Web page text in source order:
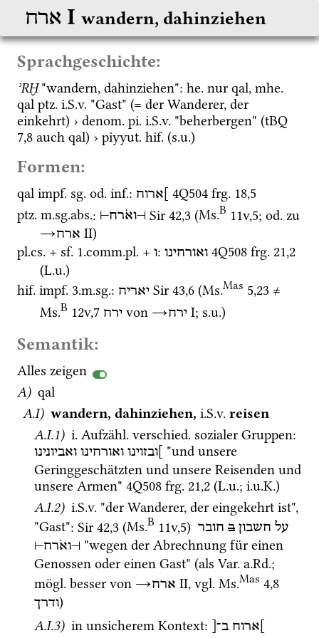
ארח ‎ I wandern, dahinziehen
Sprachgeschichte:
ʾRḪ "wandern, dahinziehen": he. nur qal, mhe.
qal ptz. i.S.v. "Gast" (= der Wanderer, der
einkehrt) › denom. pi. i.S.v. "beherbergen" (tBQ
7,8 auch qal) › piyyut. hif. (s.u.)
Formen:
qal impf. sg. od. inf.: ]ארוח 4Q504 frg. 18,5
ptz. m.sg.abs.: ⊢ואֹרח⊣ Sir 42,3 (Ms.B 11v,5; od.
→ארח ‎ II)
pl.cs. + sf. 1.comm.pl. + ו: ואורחינו 4Q508 frg. 21,2
(L.u.)
hif. impf. 3.m.sg.: יאריח Sir 43,6 (Ms.Mas 5,23 ≠
Ms.B 12v,7 ירח von →ירח ‎ I; s.u.)
Semantik:
Alles zeigen
A) qal
A.I) wandern, dahinziehen, i.S.v. reisen
A.I.1) i. Aufzähl. verschied. sozialer Gruppen
]ובזוינו ואורחינו ואביונינו
"und unsere
Geringgeschätzten und unsere Reisenden und
unsere Armen" 4Q508 frg. 21,2 (L.u.; i.u.K.)
A.I.2) i.S.v. "der Wanderer, der eingekehrt ist",
"Gast": Sir 42,3 (Ms.B 11v,5) על חשבון ב חובר
⊢ואֹרח⊣
"wegen der Abrechnung für einen
Genossen oder einen Gast" (als Var. a.Rd.
mögl. besser von →ארח ‎ II, vgl. Ms.Mas 4,8
ודרך)
A.I.3) in unsicherem Kontext: ]ארוח ב־[